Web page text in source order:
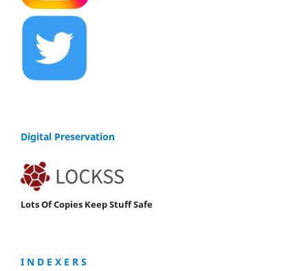
Digital Preservation
Lots Of Copies Keep Stuff Safe
I N D E X E R S